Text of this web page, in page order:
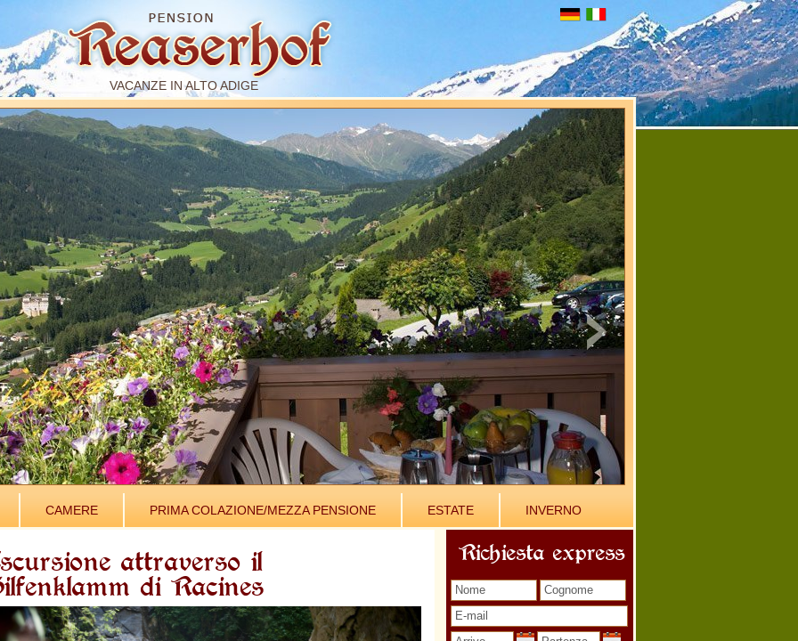
VACANZE IN ALTO ADIGE
CAMERE PRIMA COLAZIONE/MEZZA PENSIONE ESTATE INVERNO
attraverso il
di Racines
Richiesta express